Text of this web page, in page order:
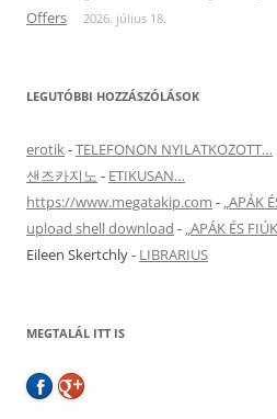
Offers
2026. július 18.
LEGUTÓBBI HOZZÁSZÓLÁSOK
erotik-TELEFONON NYILATKOZOTT…
샌즈카지노 - ETIKUSAN…
https://www.megatakip.com - „APÁK
upload shell download - „APÁK ÉS
Eileen Skertchly- LIBRARIUS
MEGTALÁL ITT IS